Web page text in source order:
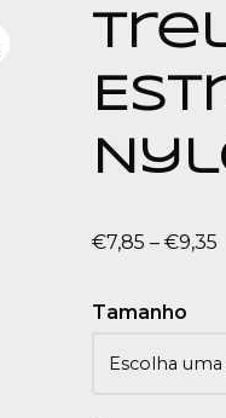
€7,85 – €9,35
Tamanho